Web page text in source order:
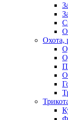
Охота,